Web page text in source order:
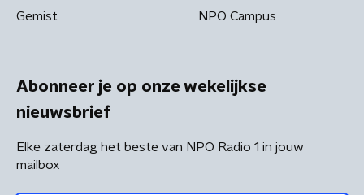
Gemist NPO Campus
Abonneer je op onze wekelijkse
nieuwsbrief
Elke zaterdag het beste van NPO Radio 1 in jouw
mailbox